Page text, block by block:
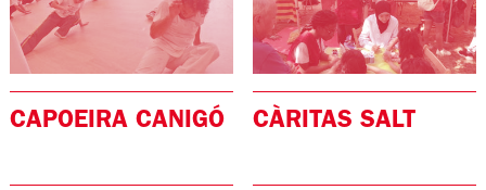
CAPOEIRA CANIGÓ CÀRITAS SALT